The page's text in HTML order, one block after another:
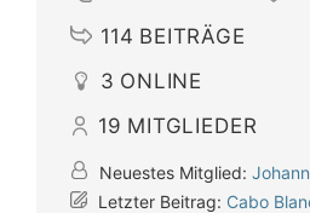
114 BEITRÄGE
3 ONLINE
19 MITGLIEDER
Neuestes Mitglied:
Letzter Beitrag: Cabo